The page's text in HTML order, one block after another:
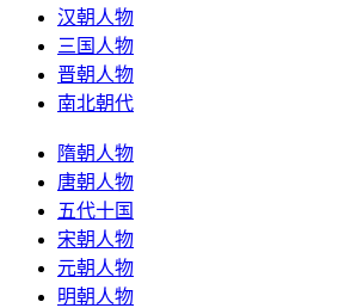
汉朝人物
三国人物
晋朝人物
南北朝代
隋朝人物
唐朝人物
五代十国
宋朝人物
元朝人物
明朝人物